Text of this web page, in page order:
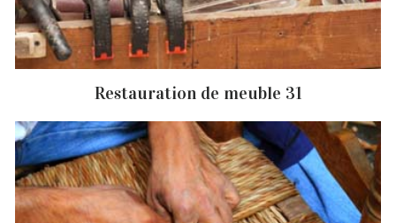
Restauration de meuble 31